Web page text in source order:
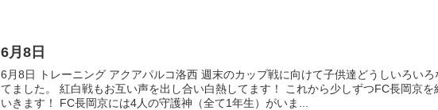
6月8日
6月8日 トレーニング アクアパルコ洛西 週末のカップ戦に向けて子供達どうしいろいろ
てました。 紅白戦もお互い声を出し合い白熱してます！ これから少しずつFC長岡京を
いきます！ FC長岡京には4人の守護神（全て1年生）がいま...